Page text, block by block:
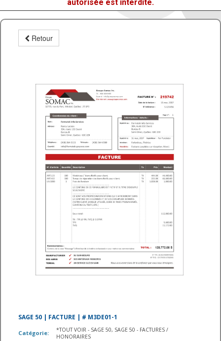
autorisée est interdite.
Retour
SAGE 50 | FACTURE | # M3DE01-1
Catégorie:
*TOUT VOIR - SAGE 50, SAGE 50 - FACTURES /
HONORAIRES